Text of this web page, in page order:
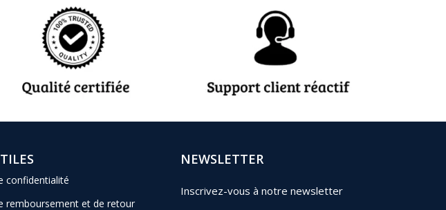
confidentialité
remboursement et de retour
NEWSLETTER
Inscrivez-vous à notre newsletter